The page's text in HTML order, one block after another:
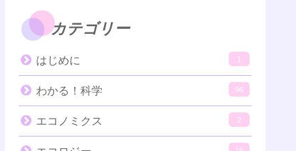
カテゴリー
はじめに 1
わかる！科学 96
エコノミクス 2